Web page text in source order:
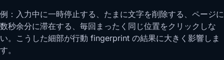
例：入力中に一時停止する、たまに文字を削除する、ページに
数秒余分に滞在する、毎回まったく同じ位置をクリックしな
い。こうした細部が行動 fingerprint の結果に大きく影響しま
す。